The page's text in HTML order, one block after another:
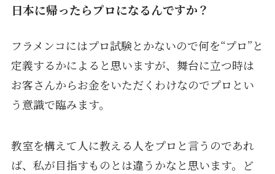
日本に帰ったらプロになるんですか？
フラメンコにはプロ試験とかないので何を“プロ”と
定義するかによると思いますが、舞台に立つ時は
お客さんからお金をいただくわけなのでプロとい
う意識で臨みます。
教室を構えて人に教える人をプロと言うのであれ
ば、私が目指すものとは違うかなと思います。ど